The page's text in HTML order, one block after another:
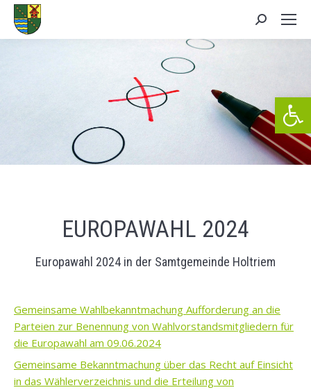
Search:
EUROPAWAHL 2024
Europawahl 2024 in der Samtgemeinde Holtriem
Gemeinsame Wahlbekanntmachung Aufforderung an die
Parteien zur Benennung von Wahlvorstandsmitgliedern für
die Europawahl am 09.06.2024
Gemeinsame Bekanntmachung über das Recht auf Einsicht
in das Wählerverzeichnis und die Erteilung von